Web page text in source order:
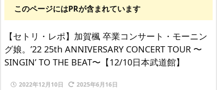
このページにはPRが含まれています
【セトリ・レポ】加賀楓 卒業コンサート・モーニン
グ娘。’22 25th ANNIVERSARY CONCERT TOUR 〜
SINGIN’ TO THE BEAT〜【12/10日本武道館】
2022年12月10日
2025年6月16日